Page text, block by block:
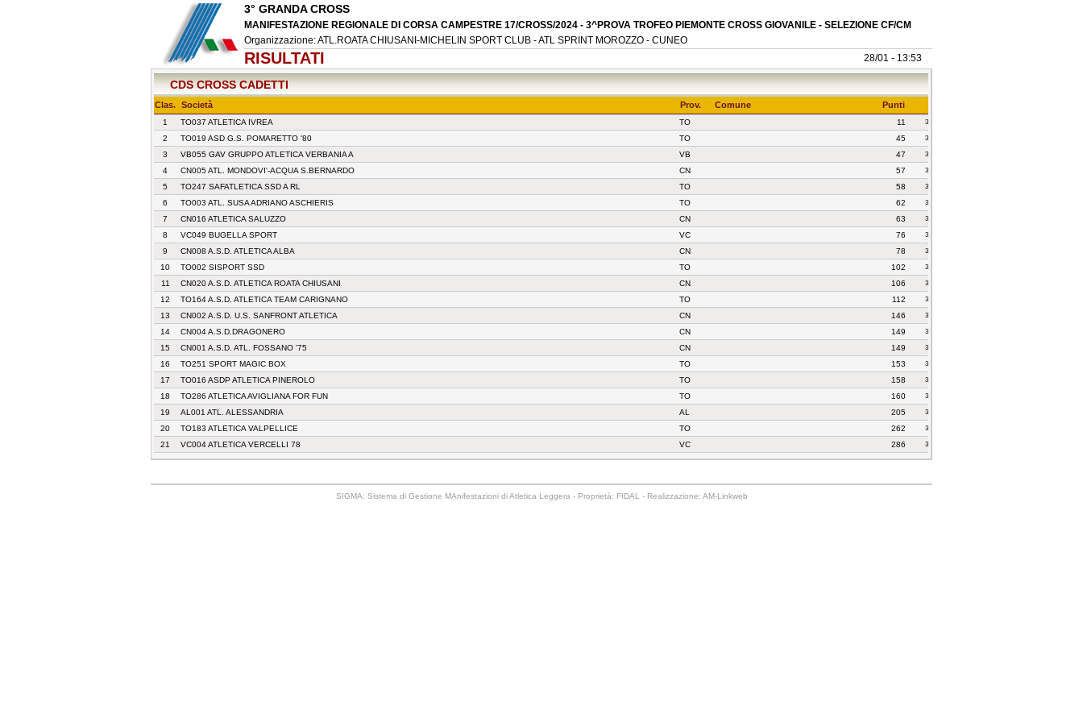
3° GRANDA CROSS
MANIFESTAZIONE REGIONALE DI CORSA CAMPESTRE 17/CROSS/2024 - 3^PROVA TROFEO PIEMONTE CROSS GIOVANILE - SELEZIONE CF/CM
Organizzazione: ATL.ROATA CHIUSANI-MICHELIN SPORT CLUB - ATL SPRINT MOROZZO - CUNEO
RISULTATI 28/01 - 13:53
CDS CROSS CADETTI
Clas. Società Prov. Comune Punti
1 TO037 ATLETICA IVREA TO 11 3
2 TO019 ASD G.S. POMARETTO '80 TO 45 3
3 VB055 GAV GRUPPO ATLETICA VERBANIA A VB 47 3
4 CN005 ATL. MONDOVI'-ACQUA S.BERNARDO CN 57 3
5 TO247 SAFATLETICA SSD A RL TO 58 3
6 TO003 ATL. SUSA ADRIANO ASCHIERIS TO 62 3
7 CN016 ATLETICA SALUZZO CN 63 3
8 VC049 BUGELLA SPORT VC 76 3
9 CN008 A.S.D. ATLETICA ALBA CN 78 3
10 TO002 SISPORT SSD TO 102 3
11 CN020 A.S.D. ATLETICA ROATA CHIUSANI CN 106 3
12 TO164 A.S.D. ATLETICA TEAM CARIGNANO TO 112 3
13 CN002 A.S.D. U.S. SANFRONT ATLETICA CN 146 3
14 CN004 A.S.D.DRAGONERO CN 149 3
15 CN001 A.S.D. ATL. FOSSANO '75 CN 149 3
16 TO251 SPORT MAGIC BOX TO 153 3
17 TO016 ASDP ATLETICA PINEROLO TO 158 3
18 TO286 ATLETICA AVIGLIANA FOR FUN TO 160 3
19 AL001 ATL. ALESSANDRIA AL 205 3
20 TO183 ATLETICA VALPELLICE TO 262 3
21 VC004 ATLETICA VERCELLI 78 VC 286 3
SIGMA: Sistema di Gestione MAnifestazioni di Atletica Leggera - Proprietà: FIDAL - Realizzazione: AM-Linkweb